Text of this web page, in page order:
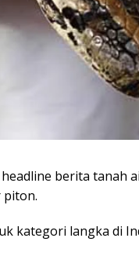
berita tanah
piton.
kategori langka di